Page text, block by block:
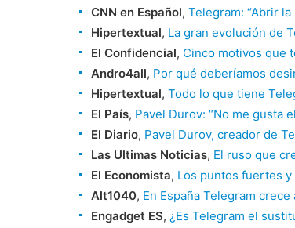
CNN en Español, Telegram: “Abrir
Hipertextual, La gran evolución de
El Confidencial, Cinco motivos que
Andro4all, Por qué deberíamos
Hipertextual, Todo lo que tiene
El País, Pavel Durov: “No me gusta
El Diario, Pavel Durov, creador de
Las Ultimas Noticias, El ruso que
El Economista, Los puntos fuertes y
Alt1040, En España Telegram
Engadget ES, ¿Es Telegram el